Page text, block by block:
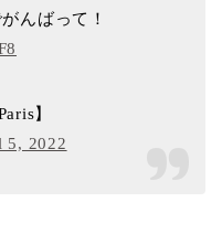
んばって！
】
5, 2022